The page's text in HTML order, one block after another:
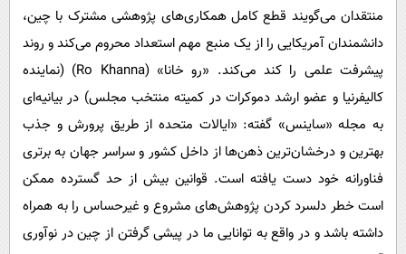
منتقدان می‌گویند قطع کامل همکاری‌های پژوهشی مشترک با چین،
دانشمندان آمریکایی را از یک منبع مهم استعداد محروم می‌کند و روند
پیشرفت علمی را کند می‌کند. «رو خانا» (Ro Khanna) (نماینده
کالیفرنیا و عضو ارشد دموکرات در کمیته منتخب مجلس) در بیانیه‌ای
به مجله «ساینس» گفته: «ایالات متحده از طریق پرورش و جذب
بهترین و درخشان‌ترین ذهن‌ها از داخل کشور و سراسر جهان به برتری
فناورانه خود دست یافته است. قوانین بیش از حد گسترده ممکن
است خطر دلسرد کردن پژوهش‌های مشروع و غیرحساس را به همراه
داشته باشد و در واقع به توانایی ما در پیشی گرفتن از چین در نوآوری